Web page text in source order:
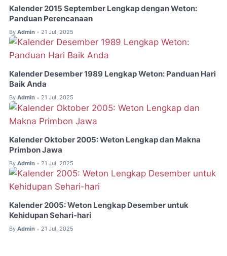
Kalender 2015 September Lengkap dengan Weton:
Panduan Perencanaan
By Admin • 21 Jul, 2025
Kalender Desember 1989 Lengkap Weton: Panduan Hari
Baik Anda
By Admin • 21 Jul, 2025
Kalender Oktober 2005: Weton Lengkap dan Makna
Primbon Jawa
By Admin • 21 Jul, 2025
Kalender 2005: Weton Lengkap Desember untuk
Kehidupan Sehari-hari
By Admin • 21 Jul, 2025